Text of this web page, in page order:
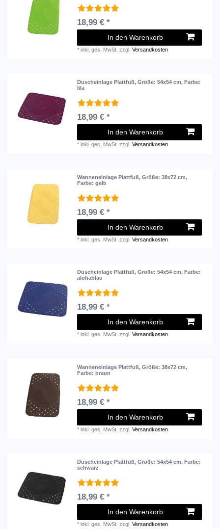
18,99 € *
In den Warenkorb
*inkl. ges. MwSt. zzgl.Versandkosten
Duscheinlage Plattfuß, Größe: 54x54 cm, Farbe:
lila
18,99 € *
In den Warenkorb
*inkl. ges. MwSt. zzgl.Versandkosten
Wanneneinlage Plattfuß, Größe: 38x72 cm,
Farbe: gelb
18,99 € *
In den Warenkorb
*inkl. ges. MwSt. zzgl.Versandkosten
Duscheinlage Plattfuß, Größe: 54x54 cm, Farbe:
alohablau
18,99 € *
In den Warenkorb
*inkl. ges. MwSt. zzgl.Versandkosten
Wanneneinlage Plattfuß, Größe: 38x72 cm,
Farbe: braun
18,99 € *
In den Warenkorb
*inkl. ges. MwSt. zzgl.Versandkosten
Duscheinlage Plattfuß, Größe: 54x54 cm, Farbe:
schwarz
18,99 € *
In den Warenkorb
*inkl. ges. MwSt. zzgl.Versandkosten